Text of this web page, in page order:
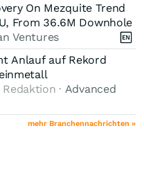
On Mezquite Trend
From 36.6M Downhole
Ventures
Anlauf auf Rekord
· Advanced
mehr Branchennachrichten »